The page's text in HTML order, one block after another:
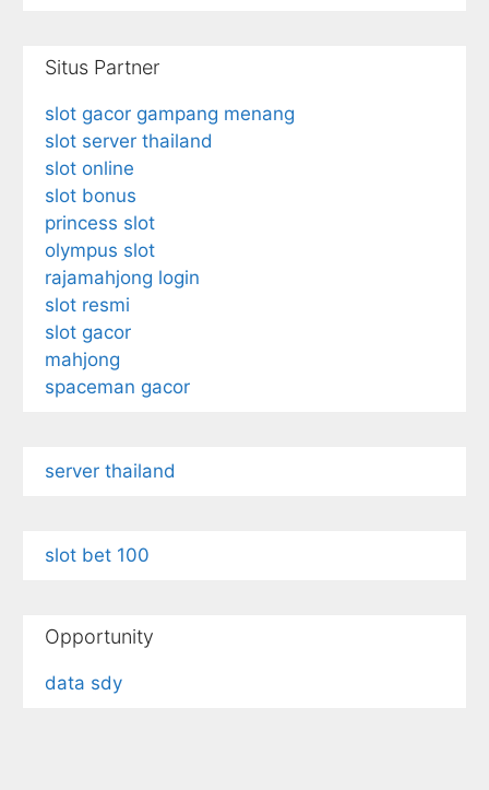
Situs Partner
slot gacor gampang menang
slot server thailand
slot online
slot bonus
princess slot
olympus slot
rajamahjong login
slot resmi
slot gacor
mahjong
spaceman gacor
server thailand
slot bet 100
Opportunity
data sdy